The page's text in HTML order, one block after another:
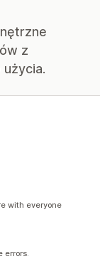
z
with everyone
errors.